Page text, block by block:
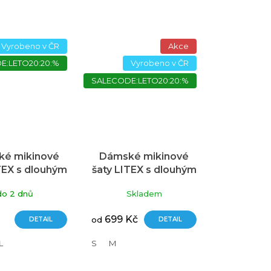
Vyrobeno v ČR
mikinové
s dlouhým
2 dnů
DETAIL
Akce
Vyrobeno v ČR
SALECODE:LETO20:20:%
Dámské mikinové
šaty LITEX s dlouhým
Skladem
od 699 Kč DETAIL
S M